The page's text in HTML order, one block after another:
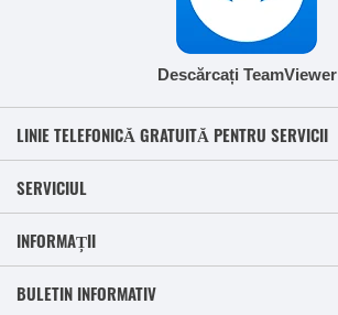
Descărcați TeamViewer
LINIE TELEFONICĂ GRATUITĂ PENTRU SERVICII
SERVICIUL
INFORMAȚII
BULETIN INFORMATIV